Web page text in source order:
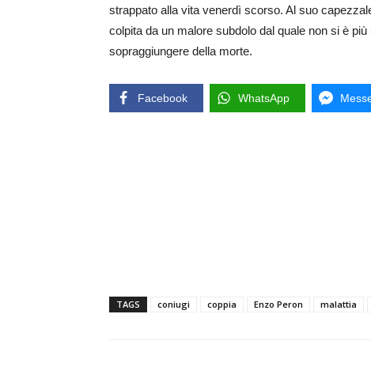
strappato alla vita venerdì scorso. Al suo
colpita da un malore subdolo dal quale non si è
sopraggiungere della morte.
Facebook WhatsApp
TAGS coniugi coppia Enzo Peron malattia